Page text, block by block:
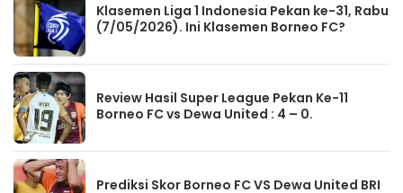
Klasemen Liga 1 Indonesia Pekan ke-31, Rabu
(7/05/2026). Ini Klasemen Borneo FC?
Review Hasil Super League Pekan Ke-11
Borneo FC vs Dewa United : 4 – 0.
Prediksi Skor Borneo FC VS Dewa United BRI